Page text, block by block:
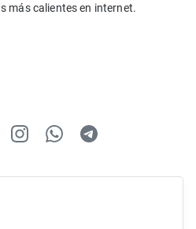
más calientes en internet.